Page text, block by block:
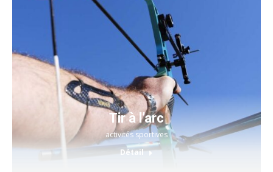
Tir à l’arc
activités sportives
Détail